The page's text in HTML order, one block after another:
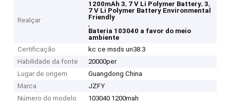
Realçar
1200mAh 3, 7 V Li Polymer Battery,3,
7 V Li Polymer Battery Environmental
Friendly
,
Bateria 103040 a favor do meio
ambiente
Certificação
kc ce msds un38.3
Habilidade da fonte
20000per
Lugar de origem
Guangdong China
Marca
JZFY
Número do modelo
103040 1200mah